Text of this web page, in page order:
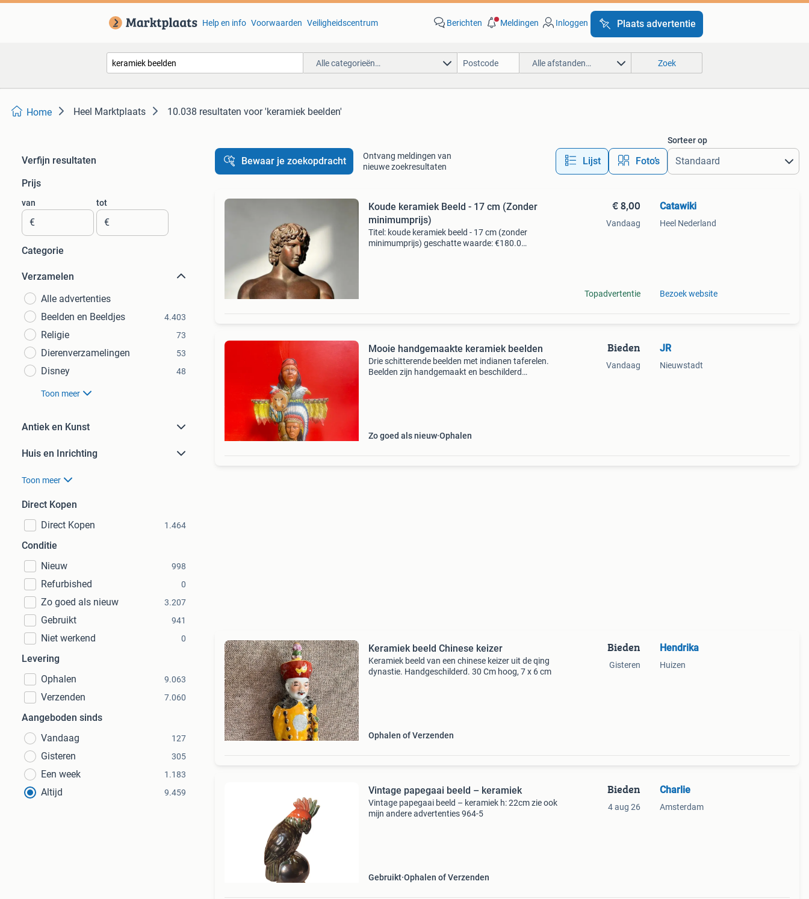
Help en info Voorwaarden Veiligheidscentrum Berichten Meldingen Inloggen Plaats advertentie
Alle categorieën… Alle afstanden… Zoek
Home Heel Marktplaats 10.038 resultaten voor 'keramiek beelden'
Verfijn resultaten
Prijs
van
€
tot
€
Categorie
Verzamelen
Alle advertenties
Beelden en Beeldjes
4.403
Religie 73
Dierenverzamelingen 53
Disney 48
Toon meer
Antiek en Kunst
Huis en Inrichting
Toon meer
Direct Kopen
Direct Kopen
1.464
Conditie
Nieuw
998
Refurbished 0
Zo goed als nieuw 3.207
Gebruikt 941
Niet werkend 0
Levering
Ophalen
9.063
Verzenden 7.060
Aangeboden sinds
Vandaag
127
Gisteren 305
Een week 1.183
Altijd 9.459
Bewaar je zoekopdracht
Ontvang meldingen van
nieuwe zoekresultaten
Lijst Foto’s
Sorteer op
Koude keramiek Beeld - 17 cm (Zonder
minimumprijs)
Titel: koude keramiek beeld - 17 cm (zonder
minimumprijs) geschatte waarde: €180.0
€ 8,00
Vandaag
Topadvertentie
Catawiki
Heel Nederland
Bezoek website
Mooie handgemaakte keramiek beelden
Drie schitterende beelden met indianen taferelen.
Beelden zijn handgemaakt en beschilderd
Zo goed als nieuw Ophalen
Bieden
Vandaag
JR
Nieuwstadt
Keramiek beeld Chinese keizer
Keramiek beeld van een chinese keizer uit de qing
dynastie. Handgeschilderd. 30 Cm hoog, 7 x 6 cm
Ophalen of Verzenden
Bieden
Gisteren
Hendrika
Huizen
Vintage papegaai beeld – keramiek
Vintage papegaai beeld – keramiek h: 22cm zie ook
mijn andere advertenties 964-5
Gebruikt Ophalen of Verzenden
Bieden
4 aug 26
Charlie
Amsterdam